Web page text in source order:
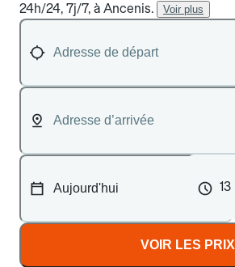
24h/24, 7j/7, à Ancenis.
Voir plus
13
VOIR LES PRIX